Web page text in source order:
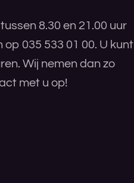
8.30 en 21.00 uur
035 533 01 00. U kunt
Wij nemen dan zo
met u op!